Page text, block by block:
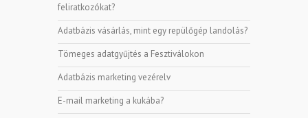
feliratkozókat?
Adatbázis vásárlás, mint egy repülőgép landolás?
Tömeges adatgyűjtés a Fesztiválokon
Adatbázis marketing vezérelv
E-mail marketing a kukába?